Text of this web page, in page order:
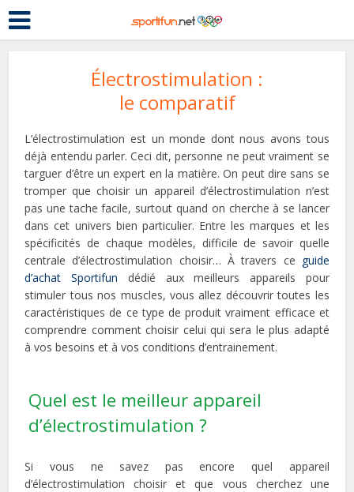
Électrostimulation :
le comparatif
L’électrostimulation est un monde dont nous avons tous
déjà entendu parler. Ceci dit, personne ne peut vraiment se
targuer d’être un expert en la matière. On peut dire sans se
tromper que choisir un appareil d’électrostimulation n’est
pas une tache facile, surtout quand on cherche à se lancer
dans cet univers bien particulier. Entre les marques et les
spécificités de chaque modèles, difficile de savoir quelle
centrale d’électrostimulation choisir… À travers ce guide
d’achat Sportifun dédié aux meilleurs appareils pour
stimuler tous nos muscles, vous allez découvrir toutes les
caractéristiques de ce type de produit vraiment efficace et
comprendre comment choisir celui qui sera le plus adapté
à vos besoins et à vos conditions d’entrainement.
Quel est le meilleur appareil
d’électrostimulation ?
Si vous ne savez pas encore quel appareil
d’électrostimulation choisir et que vous cherchez une